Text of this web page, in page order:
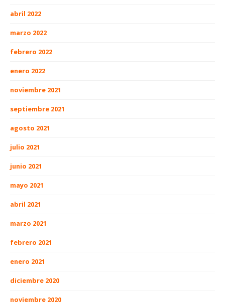
abril 2022
marzo 2022
febrero 2022
enero 2022
noviembre 2021
septiembre 2021
agosto 2021
julio 2021
junio 2021
mayo 2021
abril 2021
marzo 2021
febrero 2021
enero 2021
diciembre 2020
noviembre 2020